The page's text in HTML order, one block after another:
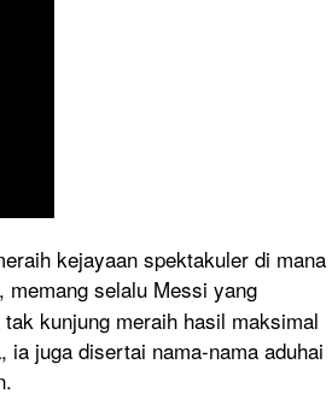
kejayaan spektakuler di mana
selalu Messi yang
kunjung meraih hasil maksimal
juga disertai nama-nama aduhai